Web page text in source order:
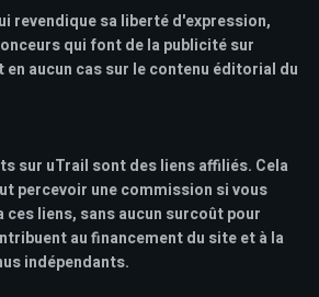
revendique sa liberté d'expression,
qui font de la publicité sur
aucun cas sur le contenu éditorial du
sur uTrail sont des liens affiliés. Cela
percevoir une commission si vous
ces liens, sans aucun surcoût pour
au financement du site et à la
indépendants.